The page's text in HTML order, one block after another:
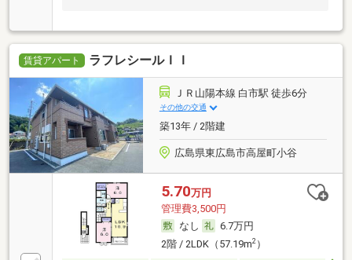
賃貸アパート ラフレシールＩＩ
ＪＲ山陽本線 白市駅 徒歩6分
その他の交通
築13年 / 2階建
広島県東広島市高屋町小谷
5.70万円
管理費3,500円
なし
6.7万円
2階 / 2LDK（57.19m2）